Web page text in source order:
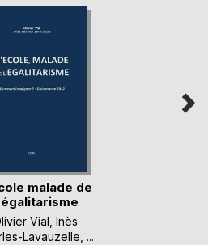
malade de
Vial Inès
Lavauzelle , ...